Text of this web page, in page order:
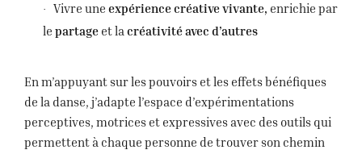
· Vivre une expérience créative vivante, enrichie par
le partage et la créativité avec d’autres
En m’appuyant sur les pouvoirs et les effets bénéfiques
de la danse, j’adapte l’espace d’expérimentations
perceptives, motrices et expressives avec des outils qui
permettent à chaque personne de trouver son chemin